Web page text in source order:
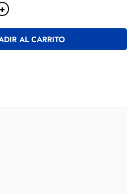
+
AL CARRITO